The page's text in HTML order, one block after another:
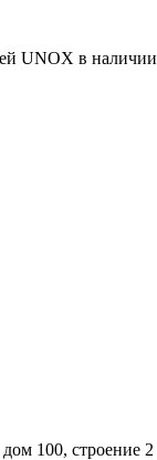
UNOX в наличии
100, строение 2